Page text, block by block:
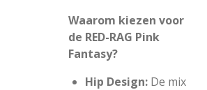
Waarom kiezen voor
de RED-RAG Pink
Fantasy?
Hip Design: De mix